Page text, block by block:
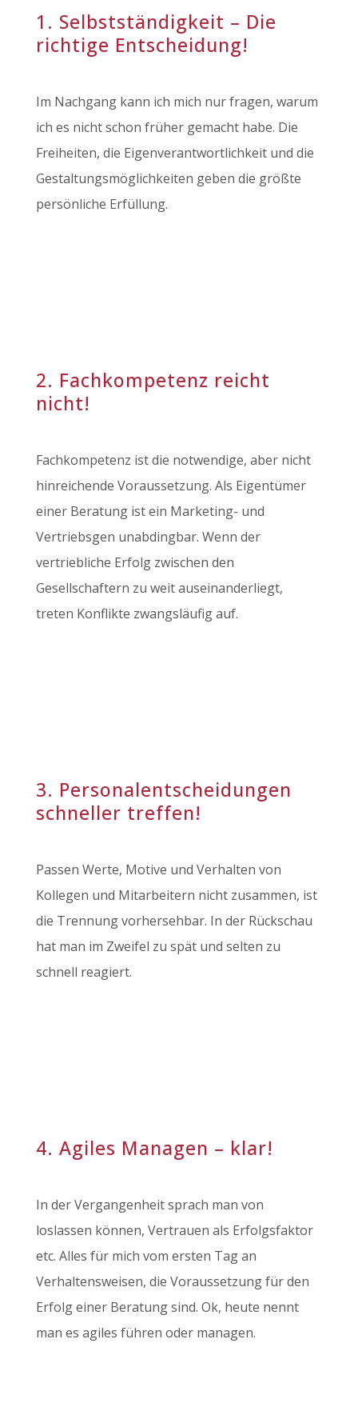
1. Selbstständigkeit – Die
richtige Entscheidung!
Im Nachgang kann ich mich nur fragen, warum
ich es nicht schon früher gemacht habe. Die
Freiheiten, die Eigenverantwortlichkeit und die
Gestaltungsmöglichkeiten geben die größte
persönliche Erfüllung.
2. Fachkompetenz reicht
nicht!
Fachkompetenz ist die notwendige, aber nicht
hinreichende Voraussetzung. Als Eigentümer
einer Beratung ist ein Marketing- und
Vertriebsgen unabdingbar. Wenn der
vertriebliche Erfolg zwischen den
Gesellschaftern zu weit auseinanderliegt,
treten Konflikte zwangsläufig auf.
3. Personalentscheidungen
schneller treffen!
Passen Werte, Motive und Verhalten von
Kollegen und Mitarbeitern nicht zusammen, ist
die Trennung vorhersehbar. In der Rückschau
hat man im Zweifel zu spät und selten zu
schnell reagiert.
4. Agiles Managen – klar!
In der Vergangenheit sprach man von
loslassen können, Vertrauen als Erfolgsfaktor
etc. Alles für mich vom ersten Tag an
Verhaltensweisen, die Voraussetzung für den
Erfolg einer Beratung sind. Ok, heute nennt
man es agiles führen oder managen.